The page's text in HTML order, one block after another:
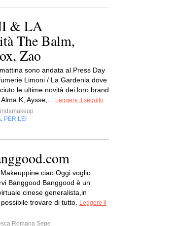
& LA
The Balm,
Zao
sono andata al Press Day
Limoni / La Gardenia dove
le ultime novità dei loro brand
K, Aysse,...
Leggere il seguito
PER LEI
ciao Oggi voglio
Banggood Banggood è un
cinese generalista,in
trovare di tutto.
Leggere il
Romana Sepe